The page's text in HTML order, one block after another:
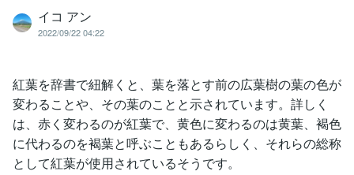
イコ アン
2022/09/22 04:22
紅葉を辞書で紐解くと、葉を落とす前の広葉樹の葉の色が
変わることや、その葉のことと示されています。詳しく
は、赤く変わるのが紅葉で、黄色に変わるのは黄葉、褐色
に代わるのを褐葉と呼ぶこともあるらしく、それらの総称
として紅葉が使用されているそうです。